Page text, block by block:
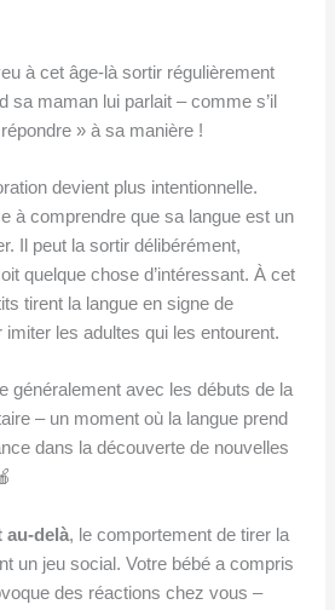
à cet âge-là sortir régulièrement
sa maman lui parlait – comme s’il
» à sa manière !
devient plus intentionnelle.
à comprendre que sa langue est un
Il peut la sortir délibérément,
quelque chose d’intéressant. À cet
tirent la langue en signe de
les adultes qui les entourent.
généralement avec les débuts de la
– un moment où la langue prend
dans la découverte de nouvelles
au-delà, le comportement de tirer la
un jeu social. Votre bébé a compris
des réactions chez vous –